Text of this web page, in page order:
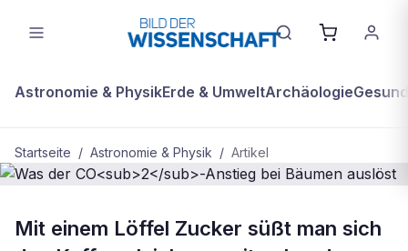
Astronomie & PhysikErde & UmweltArchäologie
Startseite / Astronomie & Physik / Artikel
Mit einem Löffel Zucker süßt man sich